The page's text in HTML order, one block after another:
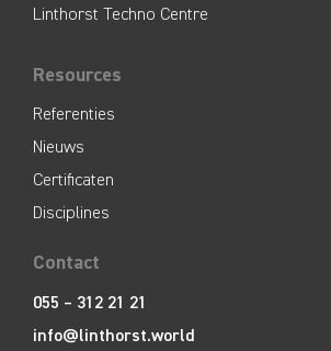
Linthorst Techno Centre
Resources
Referenties
Nieuws
Certificaten
Disciplines
Contact
055 – 312 21 21
info@linthorst.world